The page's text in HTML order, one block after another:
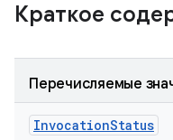
Краткое
Перечисляемые
InvocationStatus